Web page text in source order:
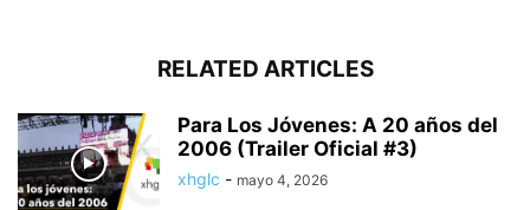
RELATED ARTICLES
Para Los Jóvenes: A 20 años del
2006 (Trailer Oficial #3)
xhglc - mayo 4, 2026